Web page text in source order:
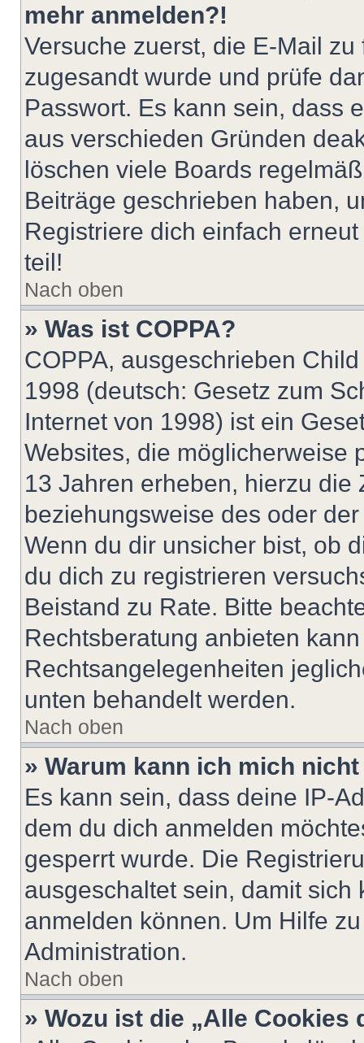
mehr anmelden?!
Versuche zuerst, die E-Mail
zugesandt wurde und prüfe
Passwort. Es kann sein, dass
aus verschieden Gründen
löschen viele Boards
Beiträge geschrieben haben,
Registriere dich einfach
teil!
Nach oben
» Was ist COPPA?
COPPA, ausgeschrieben
1998 (deutsch: Gesetz zum
Internet von 1998) ist ein
Websites, die möglicherweise
13 Jahren erheben, hierzu die
beziehungsweise des oder
Wenn du dir unsicher bist, ob
du dich zu registrieren
Beistand zu Rate. Bitte
Rechtsberatung anbieten
Rechtsangelegenheiten
unten behandelt werden.
Nach oben
» Warum kann ich mich
Es kann sein, dass deine IP-
dem du dich anmelden
gesperrt wurde. Die
ausgeschaltet sein, damit
anmelden können. Um Hilfe
Administration.
Nach oben
» Wozu ist die „Alle